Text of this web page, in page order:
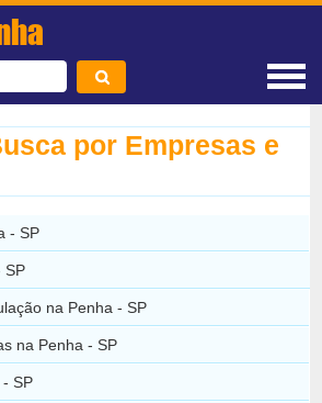
por Empresas e
- SP
SP
na Penha - SP
na Penha - SP
SP